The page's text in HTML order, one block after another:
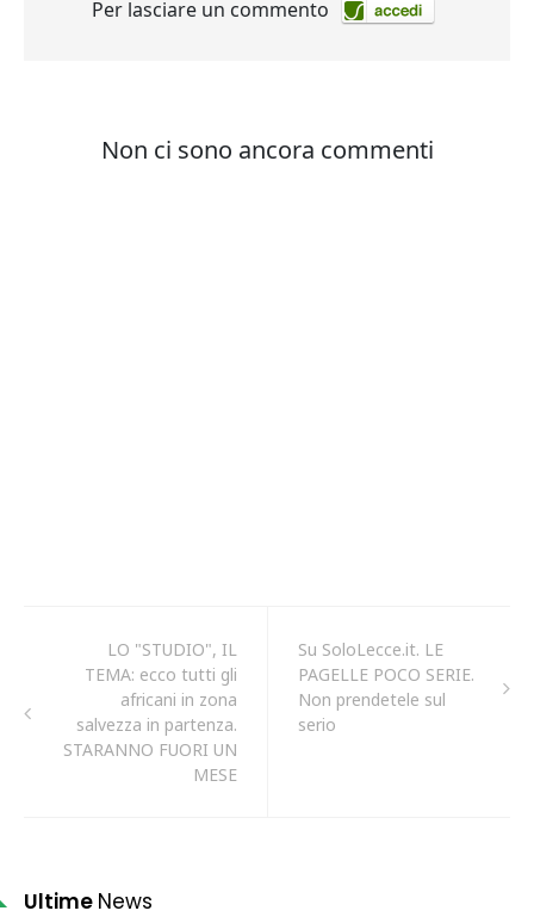
LO "STUDIO", IL
TEMA: ecco tutti gli
africani in zona
salvezza in partenza.
STARANNO FUORI UN
MESE
Su SoloLecce.it. LE
PAGELLE POCO SERIE.
Non prendetele sul
serio
Ultime News